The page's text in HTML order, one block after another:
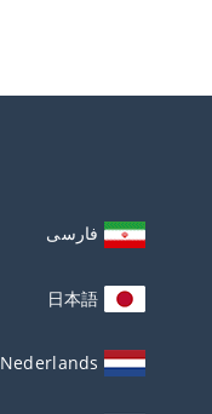
فارسی
日本語
Nederlands